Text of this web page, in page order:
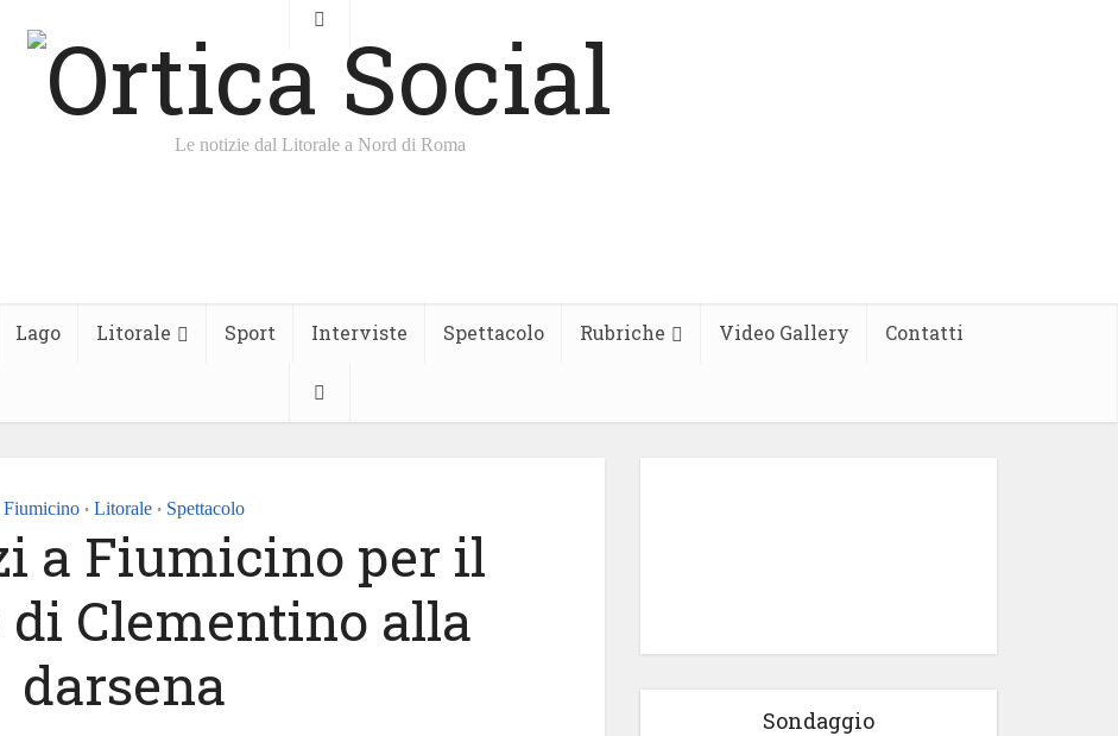
Le notizie dal Litorale a Nord di Roma
Lago Litorale Sport Interviste Spettacolo Rubriche Video Gallery Contatti
Fiumicino • Litorale • Spettacolo
a Fiumicino per il
Clementino alla
darsena
Sondaggio